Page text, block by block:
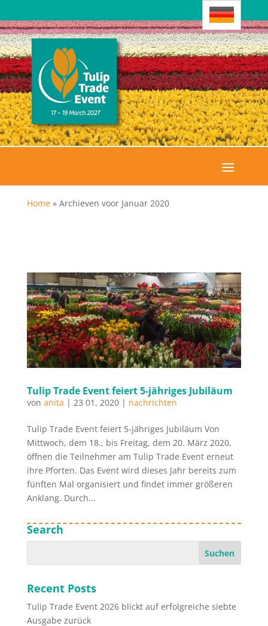
Home» Archieven voor Januar 2020
Tulip Trade Event feiert 5-jähriges Jubiläum
von anita | 23 01, 2020| nachrichten
Tulip Trade Event feiert 5-jähriges Jubiläum Von
Mittwoch, dem 18., bis Freitag, dem 20. März 2020,
öffnen die Teilnehmer am Tulip Trade Event erneut
ihre Pforten. Das Event wird dieses Jahr bereits zum
fünften Mal organisiert und findet immer größeren
Anklang. Durch...
Search
Recent Posts
Tulip Trade Event 2026 blickt auf erfolgreiche siebte
Ausgabe zurück